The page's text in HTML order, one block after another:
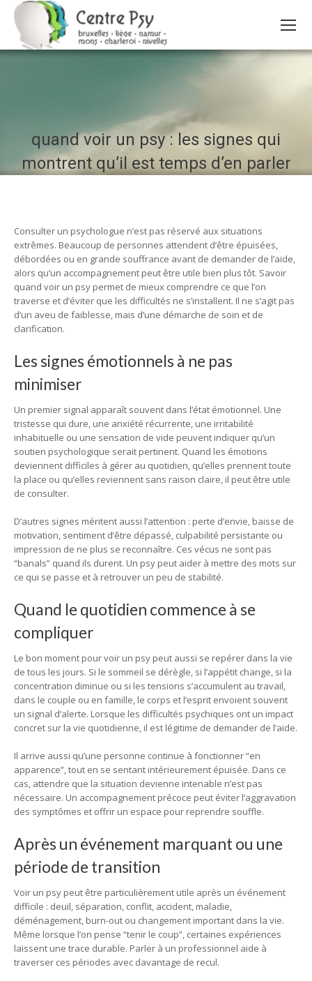
quand voir un psy : les signes qui
montrent qu’il est temps d’en parler
Consulter un psychologue n’est pas réservé aux situations
extrêmes. Beaucoup de personnes attendent d’être épuisées,
débordées ou en grande souffrance avant de demander de l’aide,
alors qu’un accompagnement peut être utile bien plus tôt. Savoir
quand voir un psy permet de mieux comprendre ce que l’on
traverse et d’éviter que les difficultés ne s’installent. Il ne s’agit pas
d’un aveu de faiblesse, mais d’une démarche de soin et de
clarification.
Les signes émotionnels à ne pas
minimiser
Un premier signal apparaît souvent dans l’état émotionnel. Une
tristesse qui dure, une anxiété récurrente, une irritabilité
inhabituelle ou une sensation de vide peuvent indiquer qu’un
soutien psychologique serait pertinent. Quand les émotions
deviennent difficiles à gérer au quotidien, qu’elles prennent toute
la place ou qu’elles reviennent sans raison claire, il peut être utile
de consulter.
D’autres signes méritent aussi l’attention : perte d’envie, baisse de
motivation, sentiment d’être dépassé, culpabilité persistante ou
impression de ne plus se reconnaître. Ces vécus ne sont pas
“banals” quand ils durent. Un psy peut aider à mettre des mots sur
ce qui se passe et à retrouver un peu de stabilité.
Quand le quotidien commence à se
compliquer
Le bon moment pour voir un psy peut aussi se repérer dans la vie
de tous les jours. Si le sommeil se dérègle, si l’appétit change, si la
concentration diminue ou si les tensions s’accumulent au travail,
dans le couple ou en famille, le corps et l’esprit envoient souvent
un signal d’alerte. Lorsque les difficultés psychiques ont un impact
concret sur la vie quotidienne, il est légitime de demander de l’aide.
Il arrive aussi qu’une personne continue à fonctionner “en
apparence”, tout en se sentant intérieurement épuisée. Dans ce
cas, attendre que la situation devienne intenable n’est pas
nécessaire. Un accompagnement précoce peut éviter l’aggravation
des symptômes et offrir un espace pour reprendre souffle.
Après un événement marquant ou une
période de transition
Voir un psy peut être particulièrement utile après un événement
difficile : deuil, séparation, conflit, accident, maladie,
déménagement, burn-out ou changement important dans la vie.
Même lorsque l’on pense “tenir le coup”, certaines expériences
laissent une trace durable. Parler à un professionnel aide à
traverser ces périodes avec davantage de recul.